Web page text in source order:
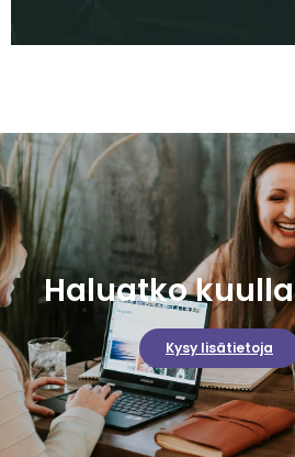
Haluatko
Kysy lisätietoja